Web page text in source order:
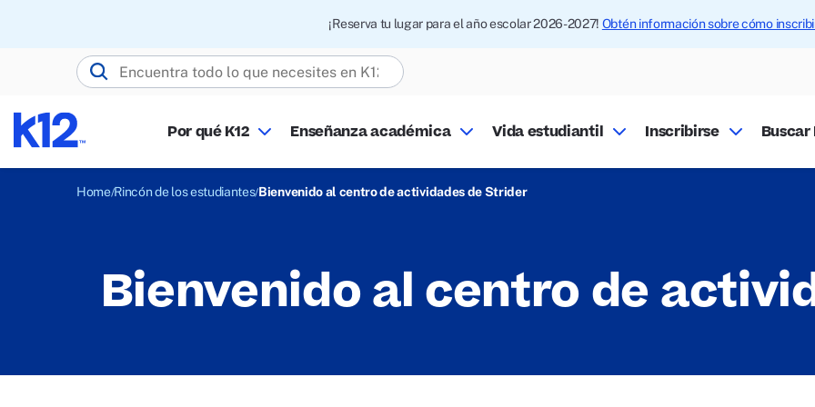
¡Reserva tu lugar para el año escolar 2026-2027! Obtén información sobre cómo
Buscar K12.com
Por qué K12 Enseñanza académica Vida estudiantil Inscribirse Buscar
Home Rincón de los estudiantes Bienvenido al centro de actividades de Strider
Bienvenido al centro de